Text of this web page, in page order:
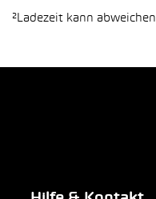
²Ladezeit kann abweichen